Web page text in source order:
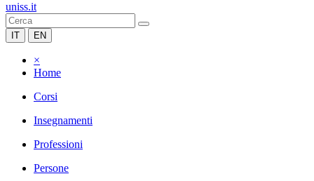
uniss.it
IT EN
×
Home
Corsi
Insegnamenti
Professioni
Persone